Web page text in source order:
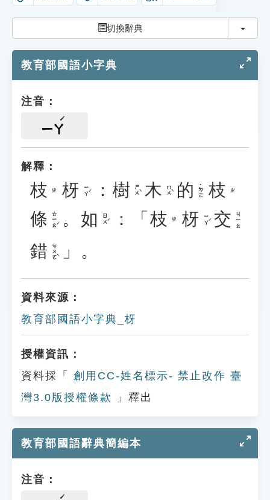
貓頭鷹博士
切換辭典 切換
教育部國語小字典
注音：
ㄧㄚ
解釋：
枝 ㄓ 枒 ㄧㄚˊ ： 樹 ㄕㄨˋ 木 ㄇㄨˋ 的 ˙ㄉㄜ 枝 ㄓ
條 ㄊㄧㄠˊ 。 如 ㄖㄨˊ ：「 枝 ㄓ 枒 ㄧㄚˊ 交 ㄐㄧㄠ
錯 ㄘㄨㄛˋ 」。
資料來源：
教育部國語小字典_枒
授權資訊：
資料採「
創用CC-姓名標示- 禁止改作 臺
灣3.0版授權條款
」釋出
教育部國語辭典簡編本
注音：